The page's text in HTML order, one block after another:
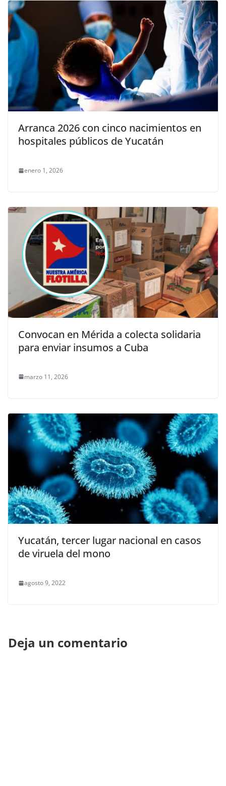
Arranca 2026 con cinco nacimientos en
hospitales públicos de Yucatán
enero 1, 2026
Convocan en Mérida a colecta solidaria
para enviar insumos a Cuba
marzo 11, 2026
Yucatán, tercer lugar nacional en casos
de viruela del mono
agosto 9, 2022
Deja un comentario